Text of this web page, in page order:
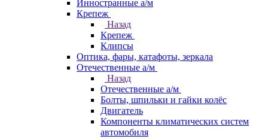
Инностранные а/м
Крепеж
Назад
Крепеж
Клипсы
Оптика, фары, катафоты, зеркала
Отечественные а/м
Назад
Отечественные а/м
Болты, шпильки и гайки колёс
Двигатель
Компоненты климатических систем
автомобиля